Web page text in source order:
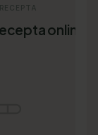
online